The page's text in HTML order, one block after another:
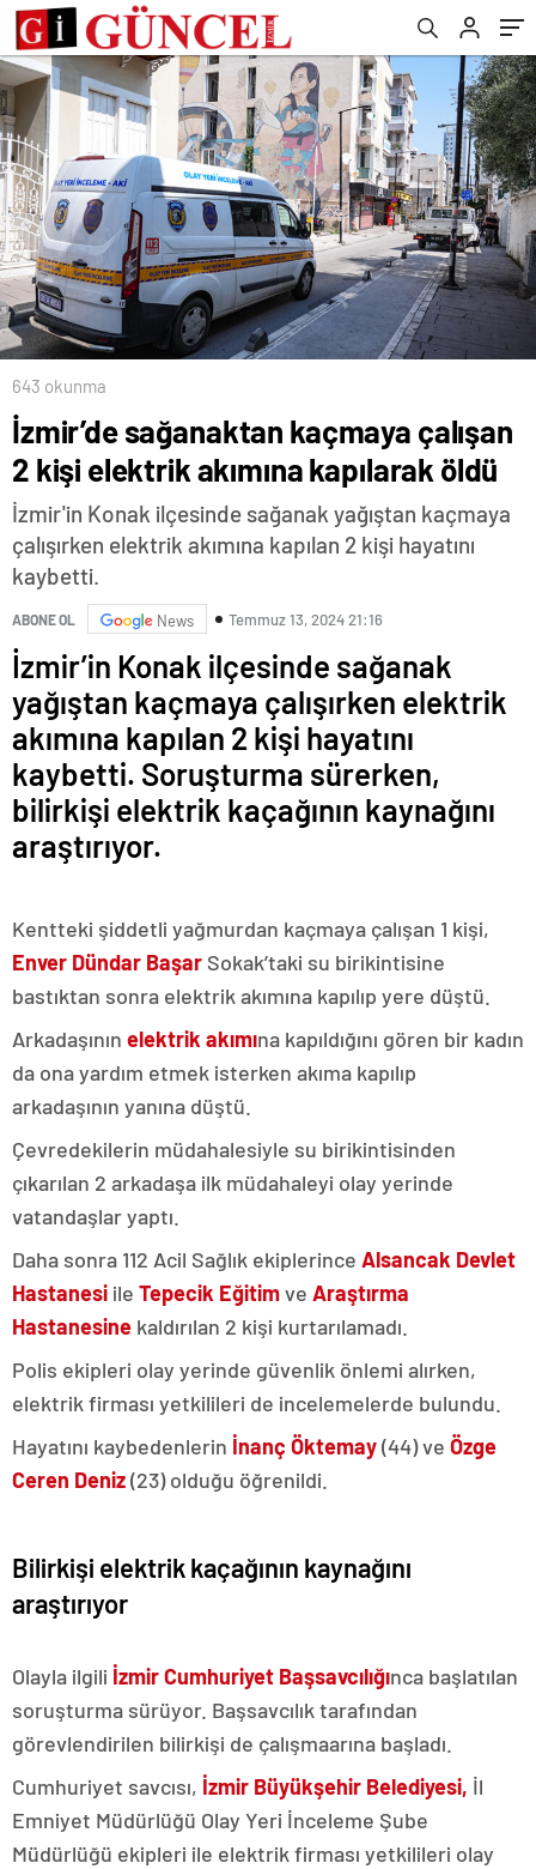
643 okunma
İzmir’de sağanaktan kaçmaya çalışan
2 kişi elektrik akımına kapılarak öldü
İzmir'in Konak ilçesinde sağanak yağıştan kaçmaya
çalışırken elektrik akımına kapılan 2 kişi hayatını
kaybetti.
ABONE OL News Temmuz 13, 2024 21:16
İzmir’in Konak ilçesinde sağanak
yağıştan kaçmaya çalışırken elektrik
akımına kapılan 2 kişi hayatını
kaybetti. Soruşturma sürerken,
bilirkişi elektrik kaçağının kaynağını
araştırıyor.
Kentteki şiddetli yağmurdan kaçmaya çalışan 1 kişi,
Enver Dündar Başar Sokak’taki su birikintisine
bastıktan sonra elektrik akımına kapılıp yere düştü.
Arkadaşının elektrik akımına kapıldığını gören bir kadın
da ona yardım etmek isterken akıma kapılıp
arkadaşının yanına düştü.
Çevredekilerin müdahalesiyle su birikintisinden
çıkarılan 2 arkadaşa ilk müdahaleyi olay yerinde
vatandaşlar yaptı.
Daha sonra 112 Acil Sağlık ekiplerince Alsancak Devlet
Hastanesi ile Tepecik Eğitimve Araştırma
Hastanesine kaldırılan 2 kişi kurtarılamadı.
Polis ekipleri olay yerinde güvenlik önlemi alırken,
elektrik firması yetkilileri de incelemelerde bulundu.
Hayatını kaybedenlerin İnanç Öktemay(44) ve Özge
Ceren Deniz(23) olduğu öğrenildi.
Bilirkişi elektrik kaçağının kaynağını
araştırıyor
Olayla ilgili İzmir Cumhuriyet Başsavcılığınca başlatılan
soruşturma sürüyor. Başsavcılık tarafından
görevlendirilen bilirkişi de çalışmaarına başladı.
Cumhuriyet savcısı, İzmir Büyükşehir Belediyesi, İl
Emniyet Müdürlüğü Olay Yeri İnceleme Şube
Müdürlüğü ekipleri ile elektrik firması yetkilileri olay
tercihleri başladı